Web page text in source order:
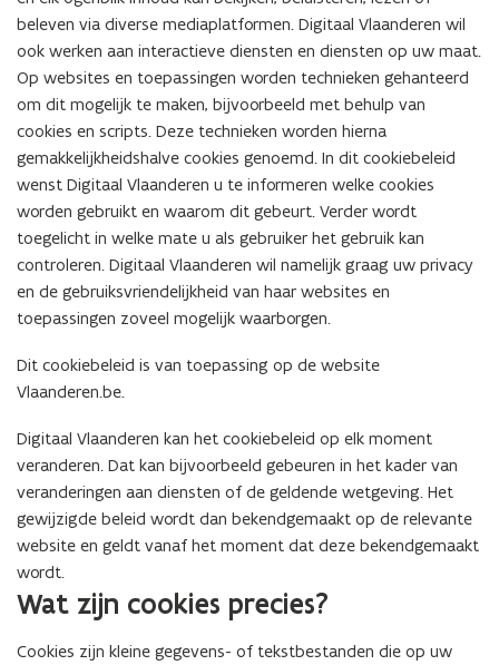
t
i
n
u
w
e
-
m
a
i
l
a
p
c
a
t
i
e
)
beleven via diverse mediaplatformen. Digitaal Vlaanderen wil
ook werken aan interactieve diensten en diensten op uw maat.
Op websites en toepassingen worden technieken gehanteerd
om dit mogelijk te maken, bijvoorbeeld met behulp van
cookies en scripts. Deze technieken worden hierna
gemakkelijkheidshalve cookies genoemd. In dit cookiebeleid
wenst Digitaal Vlaanderen u te informeren welke cookies
worden gebruikt en waarom dit gebeurt. Verder wordt
toegelicht in welke mate u als gebruiker het gebruik kan
controleren. Digitaal Vlaanderen wil namelijk graag uw privacy
en de gebruiksvriendelijkheid van haar websites en
toepassingen zoveel mogelijk waarborgen.
Dit cookiebeleid is van toepassing op de website
Vlaanderen.be.
Digitaal Vlaanderen kan het cookiebeleid op elk moment
veranderen. Dat kan bijvoorbeeld gebeuren in het kader van
veranderingen aan diensten of de geldende wetgeving. Het
gewijzigde beleid wordt dan bekendgemaakt op de relevante
website en geldt vanaf het moment dat deze bekendgemaakt
wordt.
Wat zijn cookies precies?
Cookies zijn kleine gegevens- of tekstbestanden die op uw